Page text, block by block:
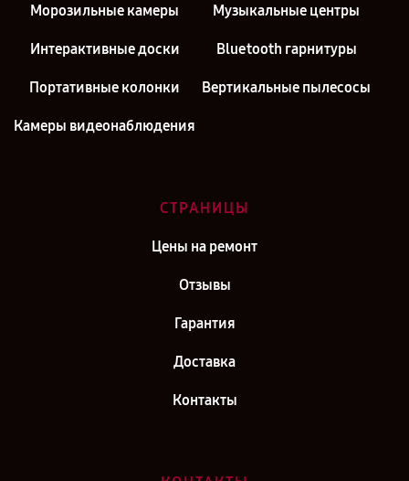
Морозильные камеры Музыкальные центры
Интерактивные доски Bluetooth гарнитуры
Портативные колонки Вертикальные пылесосы
Камеры видеонаблюдения
СТРАНИЦЫ
Цены на ремонт
Отзывы
Гарантия
Доставка
Контакты